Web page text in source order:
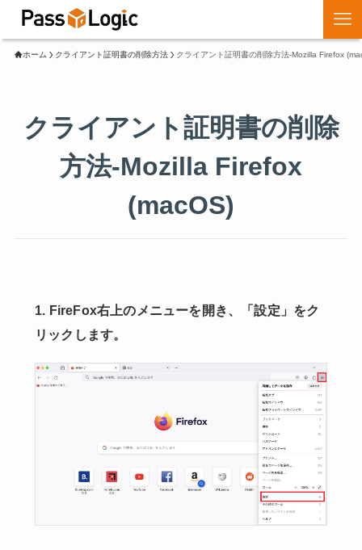
ホーム クライアント証明書の削除方法 クライアント証明書の削除方法-Mozilla Firefox
クライアント証明書の削除
方法-Mozilla Firefox
(macOS)
1. FireFox右上のメニューを開き、「設定」をク
リックします。